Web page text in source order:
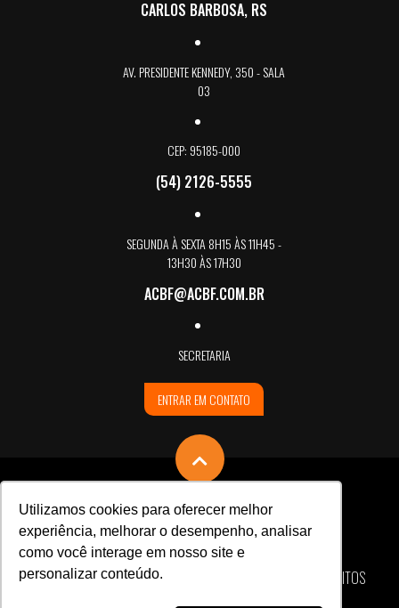
Utilizamos cookies para oferecer melhor
experiência, melhorar o desempenho, analisar
como você interage em nosso site e
personalizar conteúdo.
CARLOS BARBOSA, RS
AV. PRESIDENTE KENNEDY, 350 - SALA
03
CEP: 95185-000
(54) 2126-5555
SEGUNDA À SEXTA 8H15 ÀS 11H45 -
13H30 ÀS 17H30
ACBF@ACBF.COM.BR
SECRETARIA
ENTRAR EM CONTATO
ASSOCIAÇÃO CARLOS BARBOSA DE FUTSAL © TODOS OS DIREITOS